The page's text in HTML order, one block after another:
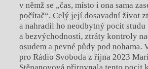
v němž se „čas, místo i ona sama
počítač“. Celý její dosavadní život
a nahradil ho neodbytný pocit studu
a bezvýchodnosti, ztráty kontroly
osudem a pevné půdy pod nohama.
pro Rádio Svoboda z října 2023